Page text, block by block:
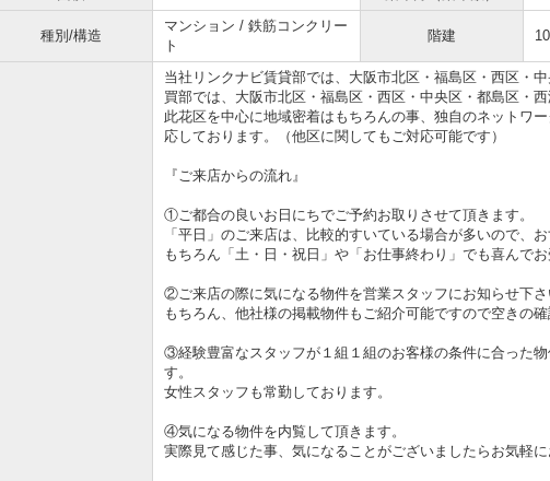
種別/構造
マンション / 鉄筋コンクリー
ト
階建
当社リンクナビ賃貸部では、大阪市北区・福島区・西区・
買部では、大阪市北区・福島区・西区・中央区・都島区・
此花区を中心に地域密着はもちろんの事、独自のネットワ
応しております。（他区に関してもご対応可能です）
『ご来店からの流れ』
①ご都合の良いお日にちでご予約お取りさせて頂きます。
「平日」のご来店は、比較的すいている場合が多いので、お
もちろん「土・日・祝日」や「お仕事終わり」でも喜んでお
②ご来店の際に気になる物件を営業スタッフにお知らせ下
もちろん、他社様の掲載物件もご紹介可能ですので空きの確
③経験豊富なスタッフが１組１組のお客様の条件に合った物
す。
女性スタッフも常勤しております。
④気になる物件を内覧して頂きます。
実際見て感じた事、気になることがございましたらお気軽に